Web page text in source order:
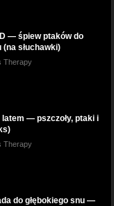
— śpiew ptaków do
słuchawki)
Therapy
latem — pszczoły, ptaki i
Therapy
do głębokiego snu —